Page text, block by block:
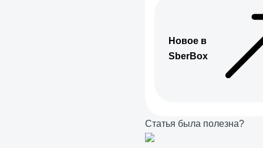
Новое в
SberBox
Статья была полезна?